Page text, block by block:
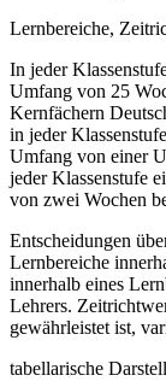
Lernbereiche,
In jeder
Umfang von 25
Kernfächern
in jeder
Umfang von einer
jeder Klassenstufe
von zwei Wochen
Entscheidungen
Lernbereiche
innerhalb eines
Lehrers.
gewährleistet ist,
tabellarische